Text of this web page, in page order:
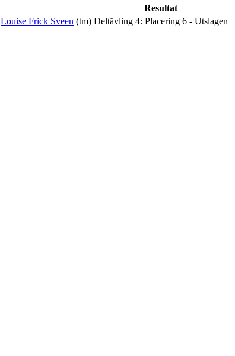
Resultat
Louise Frick Sveen (tm) Deltävling 4: Placering 6 - Utslagen